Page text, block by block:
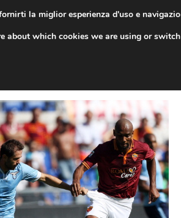
la miglior esperienza d'uso e
about which cookies we are using or